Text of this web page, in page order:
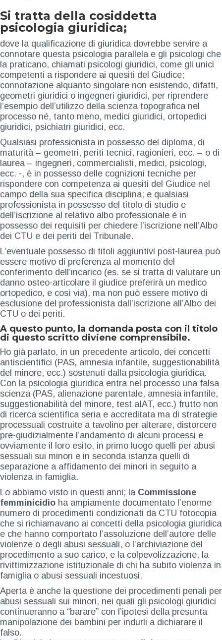
Si tratta della cosiddetta
psicologia giuridica;
dove la qualificazione di giuridica dovrebbe servire a
connotare questa psicologia parallela e gli psicologi che
la praticano, chiamati psicologi giuridici, come gli unici
competenti a rispondere ai quesiti del Giudice;
connotazione alquanto singolare non esistendo, difatti,
geometri giuridici o ingegneri giuridici, per riprendere
l’esempio dell’utilizzo della scienza topografica nel
processo né, tanto meno, medici giuridici, ortopedici
giuridici, psichiatri giuridici, ecc.
Qualsiasi professionista in possesso del diploma, di
maturità – geometri, periti tecnici, ragionieri, ecc. – o di
laurea – ingegneri, commercialisti, medici, psicologi,
ecc. -, è in possesso delle cognizioni tecniche per
rispondere con competenza ai quesiti del Giudice nel
campo della sua specifica disciplina; e qualsiasi
professionista in possesso del titolo di studio e
dell’iscrizione al relativo albo professionale è in
possesso dei requisiti per chiedere l’iscrizione nell’Albo
dei CTU e dei periti del Tribunale.
L’eventuale possesso di titoli aggiuntivi post-laurea può
essere motivo di preferenza al momento del
conferimento dell’incarico (es. se si tratta di valutare un
danno osteo-articolare il giudice preferirà un medico
ortopedico, e così via), ma non può essere motivo di
esclusione del professionista dall’iscrizione all’Albo dei
CTU o dei periti.
A questo punto, la domanda posta con il titolo
di questo scritto diviene comprensibile.
Ho già parlato, in un precedente articolo, dei concetti
antiscientifici (PAS, amnesia infantile, suggestionabilità
del minore, ecc.) sostenuti dalla psicologia giuridica.
Con la psicologia giuridica entra nel processo una falsa
scienza (PAS, alienazione parentale, amnesia infantile,
suggestionabilità del minore, test aIAT, ecc.) frutto non
di ricerca scientifica seria e accreditata ma di strategie
processuali costruite a tavolino per alterare, distorcere
pre-giudizialmente l’andamento di alcuni processi e
ovviamente il loro esito, in primo luogo quelli per abusi
sessuali sui minori e in seconda istanza quelli di
separazione a affidamento dei minori in seguito a
violenza in famiglia.
Lo abbiamo visto in questi anni; la Commissione
femminicidio ha ampiamente documentato l’enorme
numero di procedimenti condizionati da CTU fotocopia
che si richiamavano ai concetti della psicologia giuridica
e che hanno comportato l’assoluzione dell’autore delle
violenze o degli abusi sessuali, o l’archiviazione del
procedimento a suo carico, e la colpevolizzazione, la
rivittimizzazione istituzionale di chi ha subito violenza in
famiglia o abusi sessuali incestuosi.
Aperta è anche la questione dei procedimenti penali per
abusi sessuali sui minori, nei quali gli psicologi giuridici
continueranno a “barare” con l’ipotesi della presunta
manipolazione dei bambini per indurli a dichiarare il
falso.